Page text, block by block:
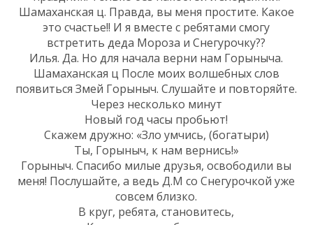
Шамаханская ц. Правда, вы меня простите. Какое
это счастье!! И я вместе с ребятами смогу
встретить деда Мороза и Снегурочку??
Илья. Да. Но для начала верни нам Горыныча.
Шамаханская ц После моих волшебных слов
появиться Змей Горыныч. Слушайте и повторяйте.
Через несколько минут
Новый год часы пробьют!
Скажем дружно: «Зло умчись, (богатыри)
Ты, Горыныч, к нам вернись!»
Горыныч. Спасибо милые друзья, освободили вы
меня! Послушайте, а ведь Д.М со Снегурочкой уже
совсем близко.
В круг, ребята, становитесь,